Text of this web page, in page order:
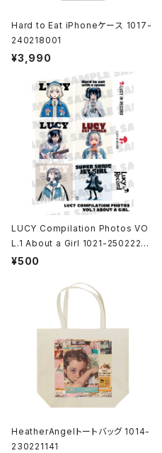
Hard to Eat iPhoneケース 1017-
240218001
¥3,990
LUCY Compilation Photos VO
L.1 About a Girl 1021-25022200
1
¥500
HeatherAngelトートバッグ 1014-
230221141